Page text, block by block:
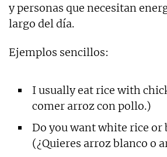
y personas que necesitan
largo del día.
Ejemplos sencillos:
I usually eat rice with
comer arroz con pollo.)
Do you want white rice or
(¿Quieres arroz blanco o